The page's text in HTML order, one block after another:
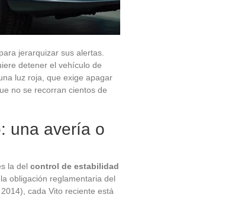
jerarquizar sus alertas.
detener el vehículo de
luz roja, que exige apagar
no se recorran cientos de
una avería o
la del control de estabilidad
obligación reglamentaria del
cada Vito reciente está